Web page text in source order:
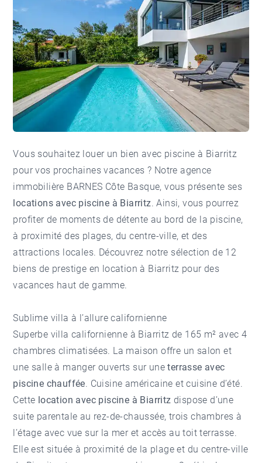
Vous souhaitez louer un bien avec piscine à Biarritz
pour vos prochaines vacances ? Notreagence
immobilière BARNES Côte Basque, vous présente ses
locations avec piscine à Biarritz. Ainsi, vous pourrez
profiter de moments de détente au bord de la piscine,
à proximité des plages, du centre-ville, et des
attractions locales. Découvrez notre sélection de 12
biens de prestige en location à Biarritz pour des
vacances haut de gamme.
Sublime villa à l’allure californienne
Superbe villa californienne à Biarritz de 165 m² avec 4
chambres climatisées. La maison offre un salon et
une salle à manger ouverts sur uneterrasse avec
piscine chauffée. Cuisine américaine et cuisine d’été.
Cette location avec piscine à Biarritz dispose d’une
suite parentale au rez-de-chaussée, trois chambres à
l’étage avec vue sur la mer et accès au toit terrasse.
Elle est située à proximité de la plage et du centre-ville